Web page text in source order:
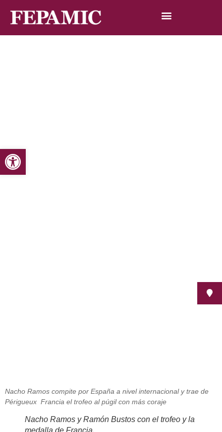
Abrir barra de herramientas
Inicio
Nacho Ramos compite por España a nivel internacional y trae de
Périgueux  Francia el trofeo al púgil con más coraje
Nacho Ramos y Ramón Bustos con el trofeo y la